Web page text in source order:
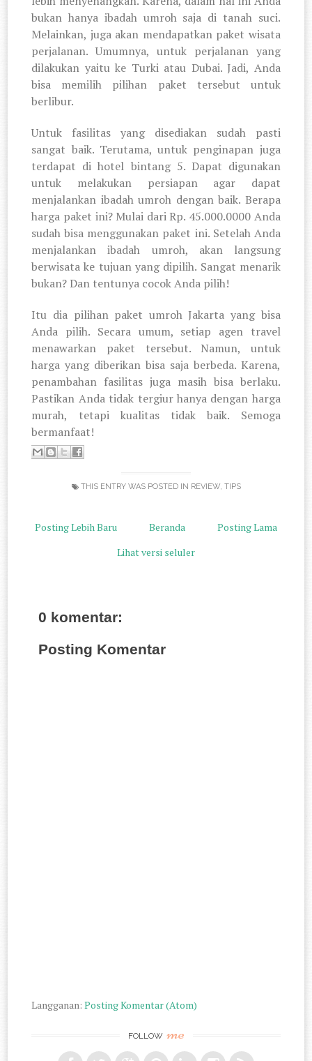
bukan hanya ibadah umroh saja di tanah suci.
Melainkan, juga akan mendapatkan paket wisata
perjalanan. Umumnya, untuk perjalanan yang
dilakukan yaitu ke Turki atau Dubai. Jadi, Anda
bisa memilih pilihan paket tersebut untuk
berlibur.
Untuk fasilitas yang disediakan sudah pasti
sangat baik. Terutama, untuk penginapan juga
terdapat di hotel bintang 5. Dapat digunakan
untuk melakukan persiapan agar dapat
menjalankan ibadah umroh dengan baik. Berapa
harga paket ini? Mulai dari Rp. 45.000.0000 Anda
sudah bisa menggunakan paket ini. Setelah Anda
menjalankan ibadah umroh, akan langsung
berwisata ke tujuan yang dipilih. Sangat menarik
bukan? Dan tentunya cocok Anda pilih!
Itu dia pilihan paket umroh Jakarta yang bisa
Anda pilih. Secara umum, setiap agen travel
menawarkan paket tersebut. Namun, untuk
harga yang diberikan bisa saja berbeda. Karena,
penambahan fasilitas juga masih bisa berlaku.
Pastikan Anda tidak tergiur hanya dengan harga
murah, tetapi kualitas tidak baik. Semoga
bermanfaat!
THIS ENTRY WAS POSTED IN REVIEW, TIPS
Posting Lebih Baru Posting Lama
Beranda
Lihat versi seluler
0 komentar:
Posting Komentar
Langganan:Posting Komentar (Atom)
FOLLOW me